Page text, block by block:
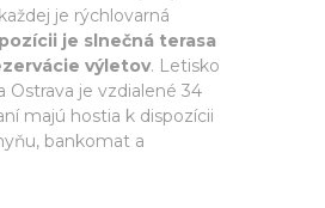
je rýchlovarná
je slnečná terasa
výletov. Letisko
Ostrava je vzdialené 34
majú hostia k dispozícii
bankomat a